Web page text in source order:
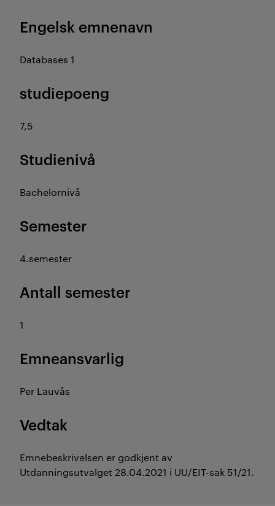
Engelsk emnenavn
Databases 1
studiepoeng
7,5
Studienivå
Bachelornivå
Semester
4.semester
Antall semester
1
Emneansvarlig
Per Lauvås
Vedtak
Emnebeskrivelsen er godkjent av
Utdanningsutvalget 28.04.2021 i UU/EIT-sak 51/21.